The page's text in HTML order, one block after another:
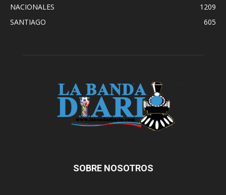
NACIONALES
1209
SANTIAGO
605
SOBRE NOSOTROS